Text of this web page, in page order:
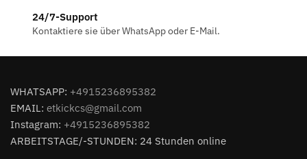
24/7-Support
Kontaktiere sie über WhatsApp oder E-Mail.
WHATSAPP: +4915236895382
EMAIL: etkickcs@gmail.com
Instagram: +4915236895382
ARBEITSTAGE/-STUNDEN: 24 Stunden online